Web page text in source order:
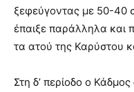
ξεφεύγοντας με 50-40
έπαιξε παράλληλα και
τα ατού της Καρύστου
Στη δ’ περίοδο ο